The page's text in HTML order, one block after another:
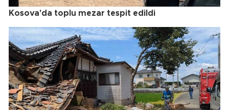
Kosova'da toplu mezar tespit edildi